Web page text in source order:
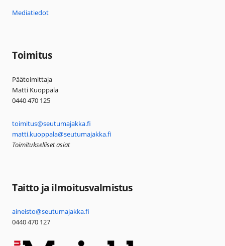
Mediatiedot
Toimitus
Päätoimittaja
Matti Kuoppala
0440 470 125
toimitus@seutumajakka.fi
matti.kuoppala@seutumajakka.fi
Toimitukselliset asiat
Taitto ja ilmoitusvalmistus
aineisto@seutumajakka.fi
0440 470 127